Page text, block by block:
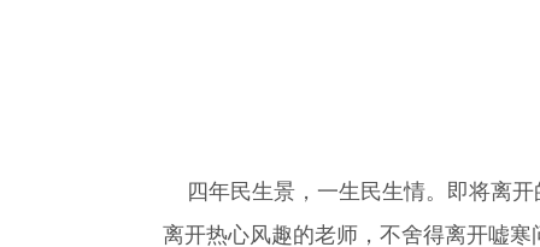
四年民生景，一生民生情。即将离开
离开热心风趣的老师，不舍得离开嘘